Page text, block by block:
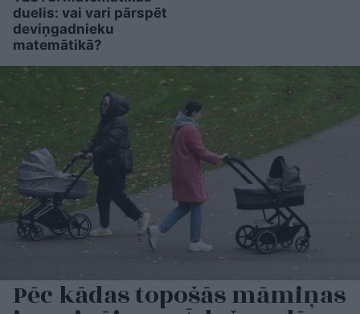
duelis: vai vari pārspēt
deviņgadnieku
matemātikā?
Pēc kādas topošās māmiņas